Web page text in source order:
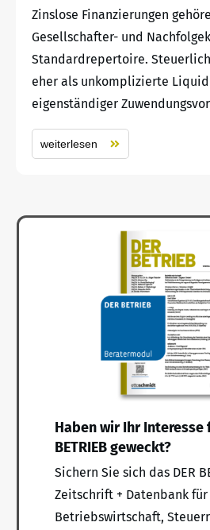
Zinslose Finanzierungen
Gesellschafter- und
Standardrepertoire.
eher als unkomplizierte
eigenständiger
weiterlesen
Haben wir Ihr Interesse
BETRIEB geweckt?
Sichern Sie sich das DER
Zeitschrift + Datenbank für
Betriebswirtschaft,